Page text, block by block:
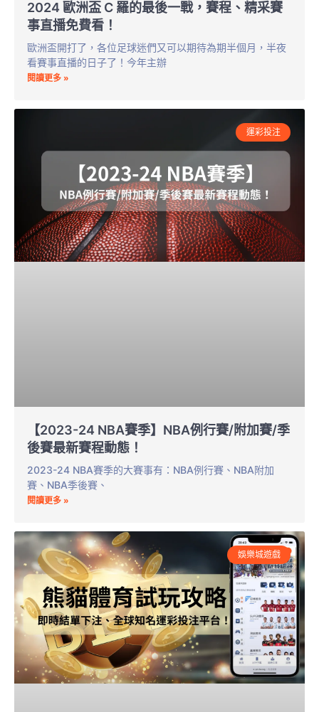
2024 歐洲盃 C 羅的最後一戰，賽程、精采賽
事直播免費看！
歐洲盃開打了，各位足球迷們又可以期待為期半個月，半夜
看賽事直播的日子了！今年主辦
閱讀更多 »
運彩投注
【2023-24 NBA賽季】NBA例行賽/附加賽/季
後賽最新賽程動態！
2023-24 NBA賽季的大賽事有：NBA例行賽、NBA附加
賽、NBA季後賽、
閱讀更多 »
娛樂城遊戲